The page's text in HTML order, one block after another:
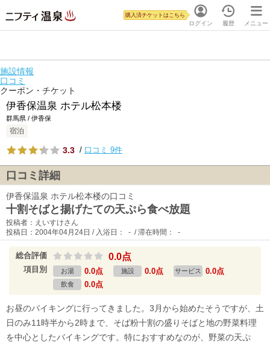
ログイン
購入済チケットはこちら
履歴 メニュー
施設情報
口コミ
クーポン・チケット
伊香保温泉 ホテル松本楼
群馬県 / 伊香保
宿泊
3.3 / 口コミ 9件
口コミ詳細
伊香保温泉 ホテル松本楼の口コミ
十割そばと揚げたての天ぷら食べ放題
投稿者：えいすけさん
投稿日：2004年04月24日 / 入浴日： - / 滞在時間： -
総合評価 0.0点
項目別 お湯 0.0点 施設 0.0点 サービス 0.0点
飲食 0.0点
お昼のバイキングに行ってきました。3月から始めたそうですが、土
日のみ11時半から2時まで、そば粉十割の盛りそばと地の野菜料理
を中心としたバイキングです。特におすすめなのが、野菜の天ぷ